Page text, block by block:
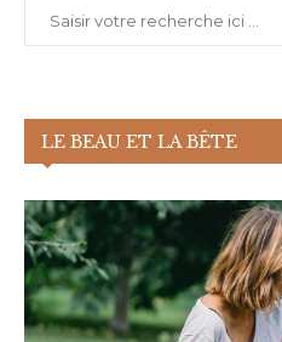
LE BEAU ET LA BÊTE